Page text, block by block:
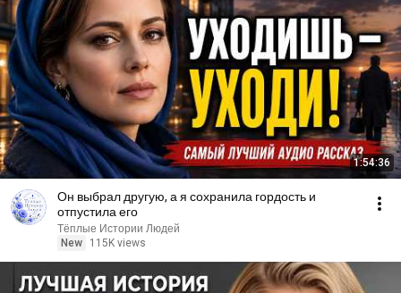
1:54:36
Он выбрал другую, а я сохранила гордость и
отпустила его
Тёплые Истории Людей
New
115K views